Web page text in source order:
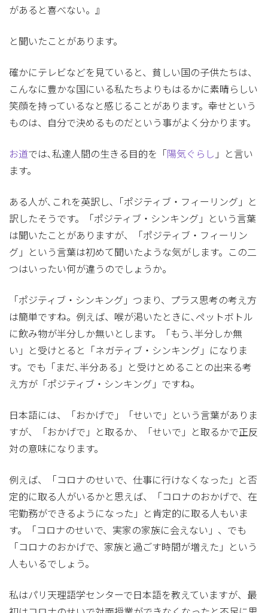
があると喜べない。』
と聞いたことがあります。
確かにテレビなどを見ていると、貧しい国の子供たちは、
こんなに豊かな国にいる私たちよりもはるかに素晴らしい
笑顔を持っているなと感じることがあります。幸せという
ものは、自分で決めるものだという事がよく分かります。
お道では､私達人間の生きる目的を「 陽気ぐらし 」と言い
ます。
ある人が､これを英訳し､「ポジティブ・フィーリング」と
訳したそうです。「ポジティブ・シンキング」という言葉
は聞いたことがありますが、「ポジティブ・フィーリン
グ」という言葉は初めて聞いたような気がします。この二
つはいったい何が違うのでしょうか。
「ポジティブ・シンキング」つまり、プラス思考の考え方
は簡単ですね。例えば、喉が渇いたときに､ペットボトル
に飲み物が半分しか無いとします。「もう､半分しか無
い」と受けとると「ネガティブ・シンキング」になりま
す。でも「まだ､半分ある」と受けとめることの出来る考
え方が「ポジティブ・シンキング」ですね。
日本語には、「おかげで」「せいで」という言葉がありま
すが、「おかげで」と取るか、「せいで」と取るかで正反
対の意味になります。
例えば、「コロナのせいで、仕事に行けなくなった」と否
定的に取る人がいるかと思えば、「コロナのおかげで、在
宅勤務ができるようになった」と肯定的に取る人もいま
す。「コロナのせいで、実家の家族に会えない」、でも
「コロナのおかげで、家族と過ごす時間が増えた」という
人もいるでしょう。
私はパリ天理語学センターで日本語を教えていますが、最